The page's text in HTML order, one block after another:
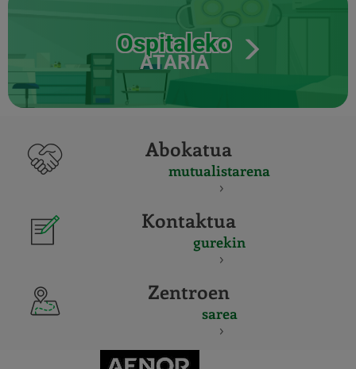
Ospitaleko
ATARIA
Abokatua
mutualistarena
Kontaktua
gurekin
Zentroen
sarea